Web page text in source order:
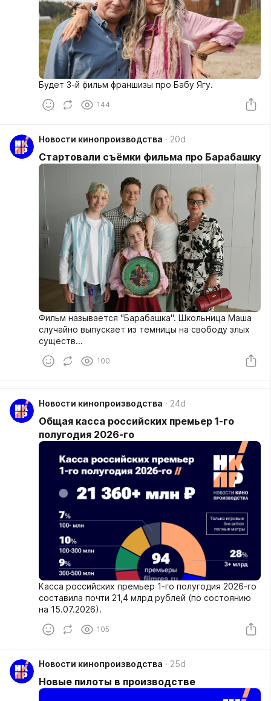
Будет 3-й фильм франшизы про Бабу Ягу.
144
Новости кинопроизводства 20d
Стартовали съёмки фильма про Барабашку
Фильм называется "Барабашка". Школьница Маша
случайно выпускает из темницы на свободу злых
существ...
100
Новости кинопроизводства 24d
Общая касса российских премьер 1-го
полугодия 2026-го
Касса российских премьер 1-го полугодия 2026-го
составила почти 21,4 млрд рублей (по состоянию
на 15.07.2026).
105
Новости кинопроизводства 25d
Новые пилоты в производстве